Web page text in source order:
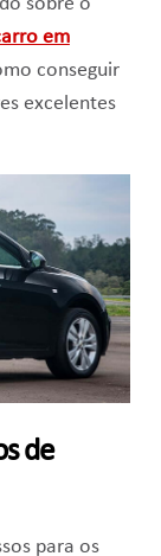
em
conseguir
excelentes
de
para os